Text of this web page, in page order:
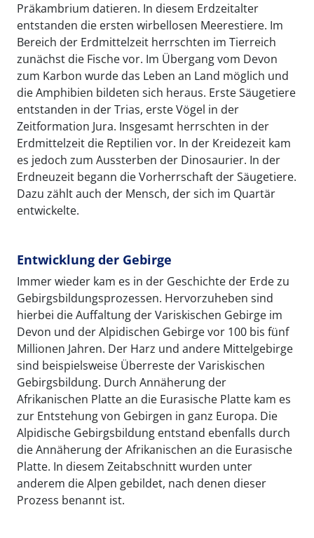
Präkambrium datieren. In diesem Erdzeitalter
entstanden die ersten wirbellosen Meerestiere. Im
Bereich der Erdmittelzeit herrschten im Tierreich
zunächst die Fische vor. Im Übergang vom Devon
zum Karbon wurde das Leben an Land möglich und
die Amphibien bildeten sich heraus. Erste Säugetiere
entstanden in der Trias, erste Vögel in der
Zeitformation Jura. Insgesamt herrschten in der
Erdmittelzeit die Reptilien vor. In der Kreidezeit kam
es jedoch zum Aussterben der Dinosaurier. In der
Erdneuzeit begann die Vorherrschaft der Säugetiere.
Dazu zählt auch der Mensch, der sich im Quartär
entwickelte.
Entwicklung der Gebirge
Immer wieder kam es in der Geschichte der Erde zu
Gebirgsbildungsprozessen. Hervorzuheben sind
hierbei die Auffaltung der Variskischen Gebirge im
Devon und der Alpidischen Gebirge vor 100 bis fünf
Millionen Jahren. Der Harz und andere Mittelgebirge
sind beispielsweise Überreste der Variskischen
Gebirgsbildung. Durch Annäherung der
Afrikanischen Platte an die Eurasische Platte kam es
zur Entstehung von Gebirgen in ganz Europa. Die
Alpidische Gebirgsbildung entstand ebenfalls durch
die Annäherung der Afrikanischen an die Eurasische
Platte. In diesem Zeitabschnitt wurden unter
anderem die Alpen gebildet, nach denen dieser
Prozess benannt ist.